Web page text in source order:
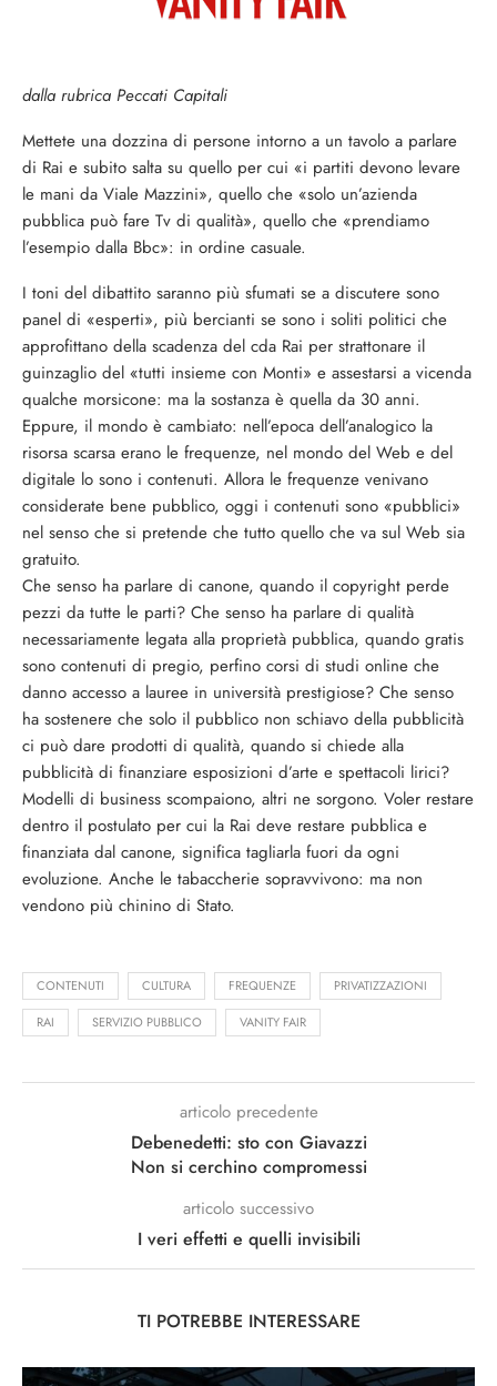
dalla rubrica Peccati Capitali
Mettete una dozzina di persone intorno a un tavolo a parlare
di Rai e subito salta su quello per cui «i partiti devono levare
le mani da Viale Mazzini», quello che «solo un’azienda
pubblica può fare Tv di qualità», quello che «prendiamo
l’esempio dalla Bbc»: in ordine casuale.
I toni del dibattito saranno più sfumati se a discutere sono
panel di «esperti», più bercianti se sono i soliti politici che
approfittano della scadenza del cda Rai per strattonare il
guinzaglio del «tutti insieme con Monti» e assestarsi a vicenda
qualche morsicone: ma la sostanza è quella da 30 anni.
Eppure, il mondo è cambiato: nell’epoca dell’analogico la
risorsa scarsa erano le frequenze, nel mondo del Web e del
digitale lo sono i contenuti. Allora le frequenze venivano
considerate bene pubblico, oggi i contenuti sono «pubblici»
nel senso che si pretende che tutto quello che va sul Web sia
gratuito.
Che senso ha parlare di canone, quando il copyright perde
pezzi da tutte le parti? Che senso ha parlare di qualità
necessariamente legata alla proprietà pubblica, quando gratis
sono contenuti di pregio, perfino corsi di studi online che
danno accesso a lauree in università prestigiose? Che senso
ha sostenere che solo il pubblico non schiavo della pubblicità
ci può dare prodotti di qualità, quando si chiede alla
pubblicità di finanziare esposizioni d’arte e spettacoli lirici?
Modelli di business scompaiono, altri ne sorgono. Voler restare
dentro il postulato per cui la Rai deve restare pubblica e
finanziata dal canone, significa tagliarla fuori da ogni
evoluzione. Anche le tabaccherie sopravvivono: ma non
vendono più chinino di Stato.
CONTENUTI CULTURA FREQUENZE PRIVATIZZAZIONI
RAI SERVIZIO PUBBLICO VANITY FAIR
articolo precedente
Debenedetti: sto con Giavazzi
Non si cerchino compromessi
articolo successivo
I veri effetti e quelli invisibili
TI POTREBBE INTERESSARE